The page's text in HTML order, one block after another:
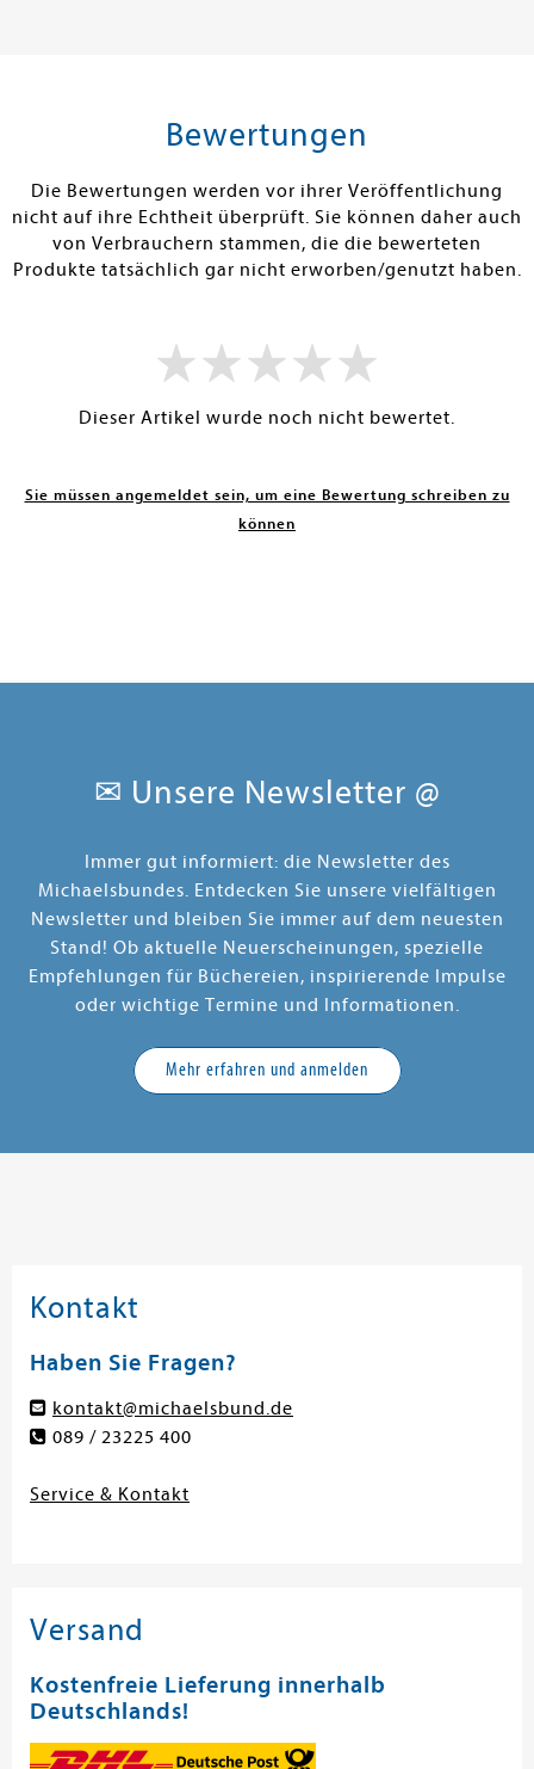
Warenkorb
Bewertungen
Die Bewertungen werden vor ihrer Veröffentlichung
nicht auf ihre Echtheit überprüft. Sie können daher auch
von Verbrauchern stammen, die die bewerteten
Produkte tatsächlich gar nicht erworben/genutzt haben.
Dieser Artikel wurde noch nicht bewertet.
Sie müssen angemeldet sein, um eine Bewertung schreiben zu
können
✉ Unsere Newsletter @
Immer gut informiert: die Newsletter des
Michaelsbundes. Entdecken Sie unsere vielfältigen
Newsletter und bleiben Sie immer auf dem neuesten
Stand! Ob aktuelle Neuerscheinungen, spezielle
Empfehlungen für Büchereien, inspirierende Impulse
oder wichtige Termine und Informationen.
Mehr erfahren und anmelden
Kontakt
Haben Sie Fragen?
kontakt@michaelsbund.de
089 / 23225 400
Service & Kontakt
Versand
Kostenfreie Lieferung innerhalb
Deutschlands!